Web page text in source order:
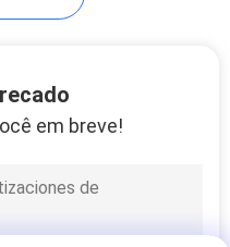
teste de
em breve!